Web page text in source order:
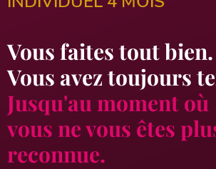
Vous faites tout bien.
Vous avez toujours
Jusqu'au moment où
vous ne vous êtes
reconnue.